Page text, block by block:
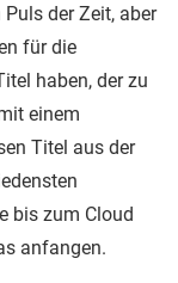
Puls der Zeit, aber
für die
haben, der zu
einem
Titel aus der
bis zum Cloud
anfangen.